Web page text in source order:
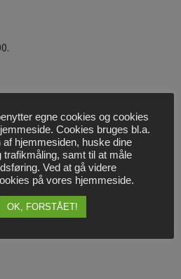
egne cookies og cookies
Cookies bruges bl.a.
hjemmesiden, huske dine
samt til at måle
Ved at gå videre
på vores hjemmeside.
OK, FORSTÅET!